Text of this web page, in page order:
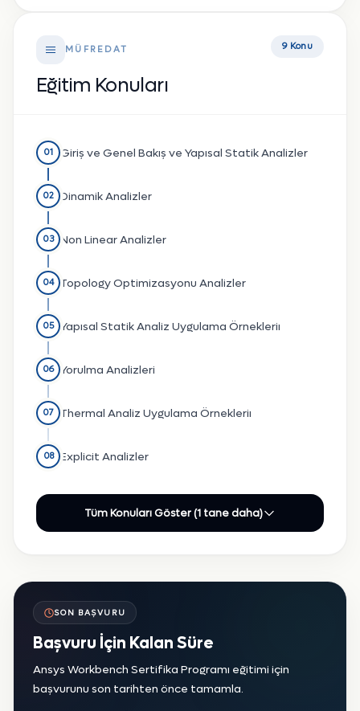
MÜFREDAT
Eğitim Konuları
9 Konu
01 Giriş ve Genel Bakış ve Yapısal Statik Analizler
02 Dinamik Analizler
03 Non Linear Analizler
04 Topology Optimizasyonu Analizler
05 Yapısal Statik Analiz Uygulama Örnekleriı
06 Yorulma Analizleri
07 Thermal Analiz Uygulama Örnekleriı
08 Explicit Analizler
Tüm Konuları Göster (1 tane daha)
SON BAŞVURU
Başvuru İçin Kalan Süre
Ansys Workbench Sertifika Programı eğitimi için
başvurunu son tarihten önce tamamla.